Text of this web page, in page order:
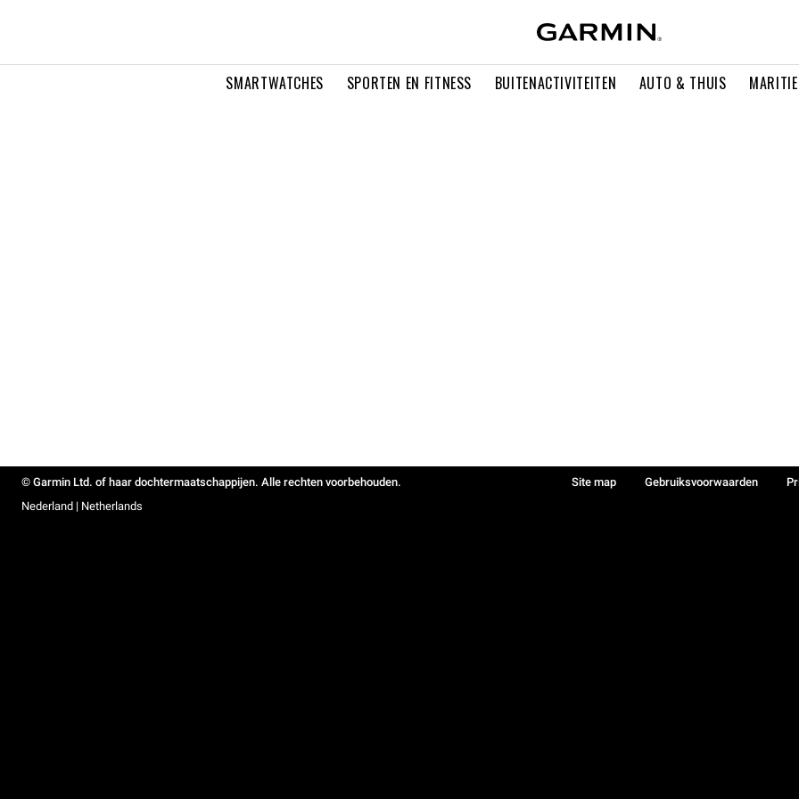
SMARTWATCHES SPORTEN EN FITNESS BUITENACTIVITEITEN AUTO & THUIS
© Garmin Ltd. of haar dochtermaatschappijen. Alle rechten voorbehouden. Site map Gebruiksvoorwaarden
Nederland | Netherlands